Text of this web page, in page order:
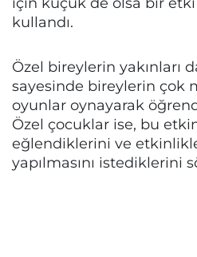
kullandı.
Özel bireylerin yakınları
sayesinde bireylerin çok
oyunlar oynayarak
Özel çocuklar ise, bu
eğlendiklerini ve
yapılmasını istediklerini